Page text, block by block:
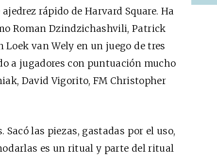
rápido de Harvard Square. Ha
Roman Dzindzichashvili, Patrick
Loek van Wely en un juego de tres
a jugadores con puntuación mucho
David Vigorito,FMChristopher
las piezas, gastadas por el uso,
es un ritual y parte del ritual